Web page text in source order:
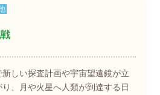
新しい探査計画や宇宙望遠鏡が立
り、月や火星へ人類が到達する日